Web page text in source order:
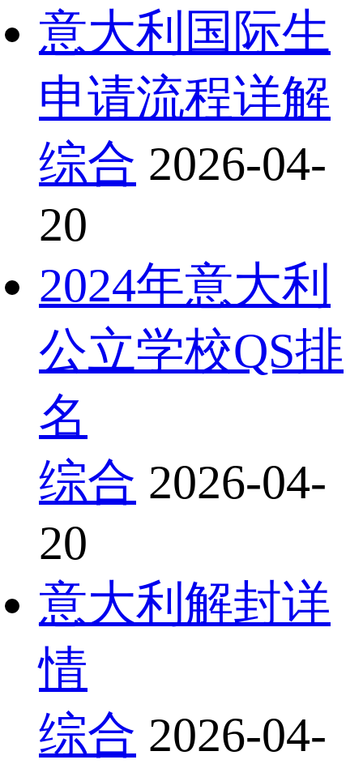
意大利国际生
申请流程详解
综合 2026-04-
20
2024年意大利
公立学校QS排
名
综合 2026-04-
20
意大利解封详
情
综合 2026-04-